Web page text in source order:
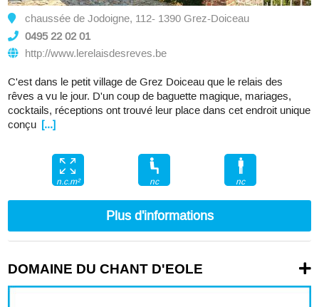
chaussée de Jodoigne, 112- 1390 Grez-Doiceau
0495 22 02 01
http://www.lerelaisdesreves.be
C'est dans le petit village de Grez Doiceau que le relais des
rêves a vu le jour. D'un coup de baguette magique, mariages,
cocktails, réceptions ont trouvé leur place dans cet endroit unique
conçu [...]
n.c.m² nc nc
Plus d'informations
DOMAINE DU CHANT D'EOLE